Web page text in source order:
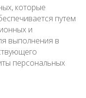
которые
путем
и
выполнения в
персональных